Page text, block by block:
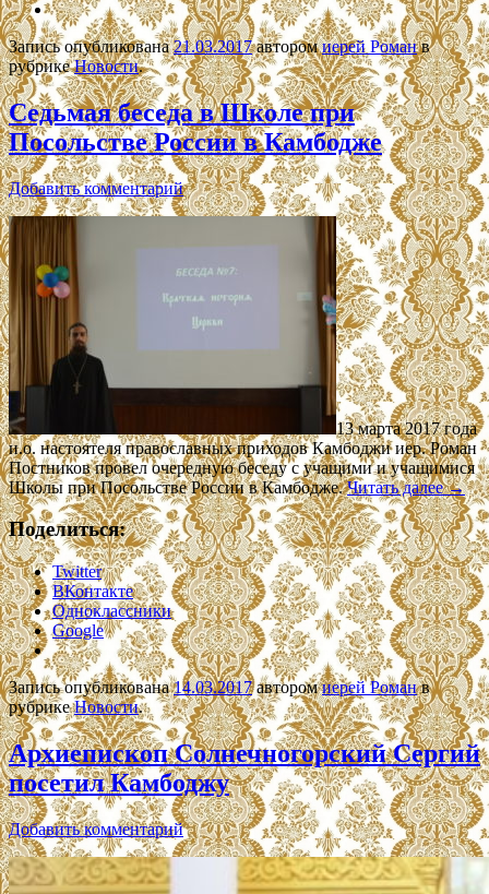
Запись опубликована21.03.2017авторомиерей Романв
рубрикеНовости.
Седьмая беседа в Школе при
Посольстве России в Камбодже
Добавить комментарий
13 марта 2017 года
и.о. настоятеля православных приходов Камбоджи иер. Роман
Постников провел очередную беседу с учащими и учащимися
Школы при Посольстве России в Камбодже.Читать далее→
Поделиться:
Twitter
ВКонтакте
Одноклассники
Google
Запись опубликована14.03.2017авторомиерей Романв
рубрикеНовости.
Архиепископ Солнечногорский Сергий
посетил Камбоджу
Добавить комментарий